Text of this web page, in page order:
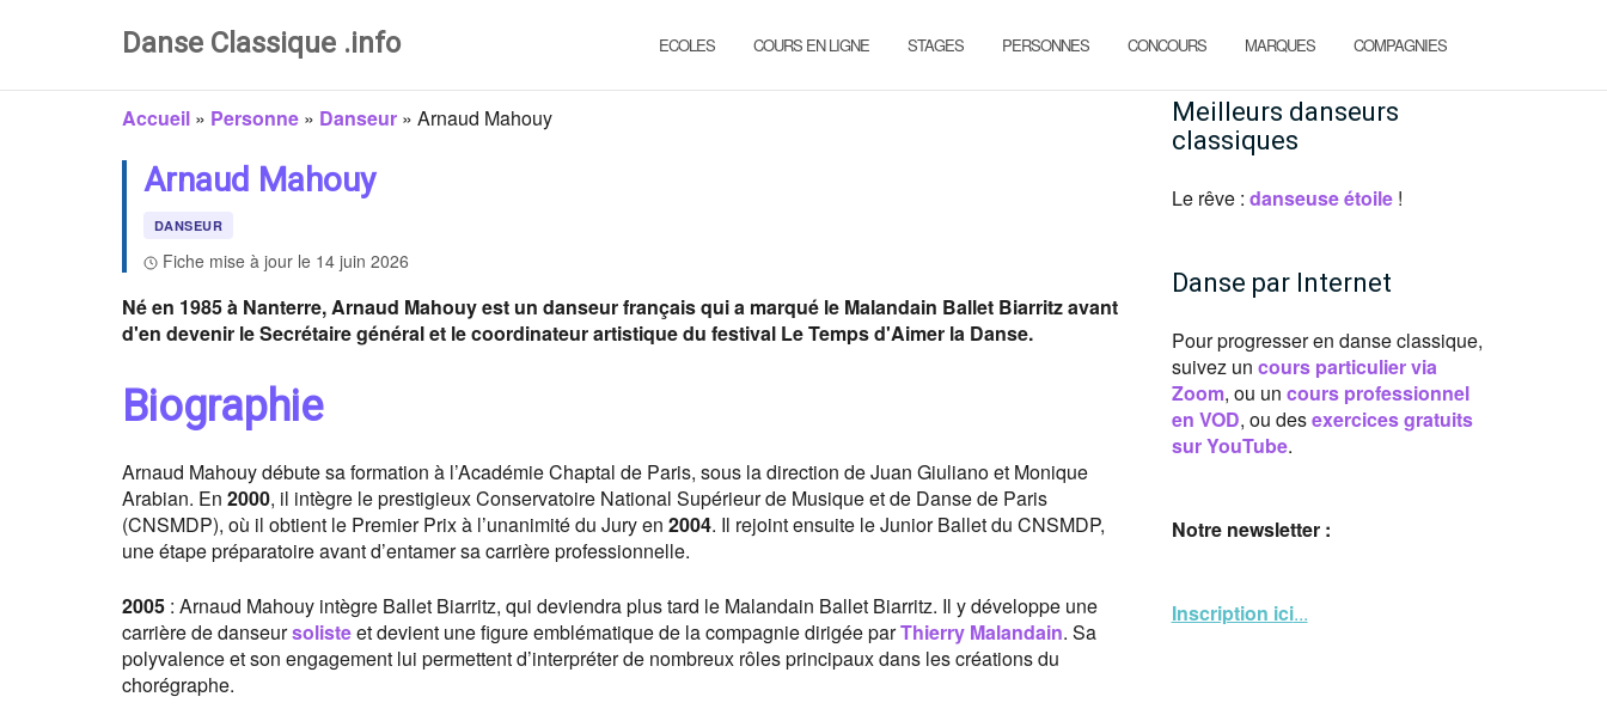
Danse Classique .info ECOLES COURS EN LIGNE STAGES PERSONNES CONCOURS MARQUES COMPAGNIES
Accueil » Personne » Danseur » Arnaud Mahouy
Arnaud Mahouy
DANSEUR
Fiche mise à jour le 14 juin 2026
Né en 1985 à Nanterre, Arnaud Mahouy est un danseur français qui a marqué le Malandain Ballet Biarritz avant
d'en devenir le Secrétaire général et le coordinateur artistique du festival Le Temps d'Aimer la Danse.
Biographie
Arnaud Mahouy débute sa formation à l’Académie Chaptal de Paris, sous la direction de Juan Giuliano et Monique
Arabian. En 2000, il intègre le prestigieux Conservatoire National Supérieur de Musique et de Danse de Paris
(CNSMDP), où il obtient le Premier Prix à l’unanimité du Jury en 2004. Il rejoint ensuite le Junior Ballet du CNSMDP,
une étape préparatoire avant d’entamer sa carrière professionnelle.
2005 : Arnaud Mahouy intègre Ballet Biarritz, qui deviendra plus tard le Malandain Ballet Biarritz. Il y développe une
carrière de danseursolisteet devient une figure emblématique de la compagnie dirigée parThierry Malandain. Sa
polyvalence et son engagement lui permettent d’interpréter de nombreux rôles principaux dans les créations du
chorégraphe.
Meilleurs danseurs
classiques
Le rêve : danseuse étoile!
Danse par Internet
Pour progresser en danse classique,
suivez un cours particulier via
Zoom, ou un cours professionnel
en VOD, ou desexercices gratuits
sur YouTube.
Notre newsletter :
Inscription ici...